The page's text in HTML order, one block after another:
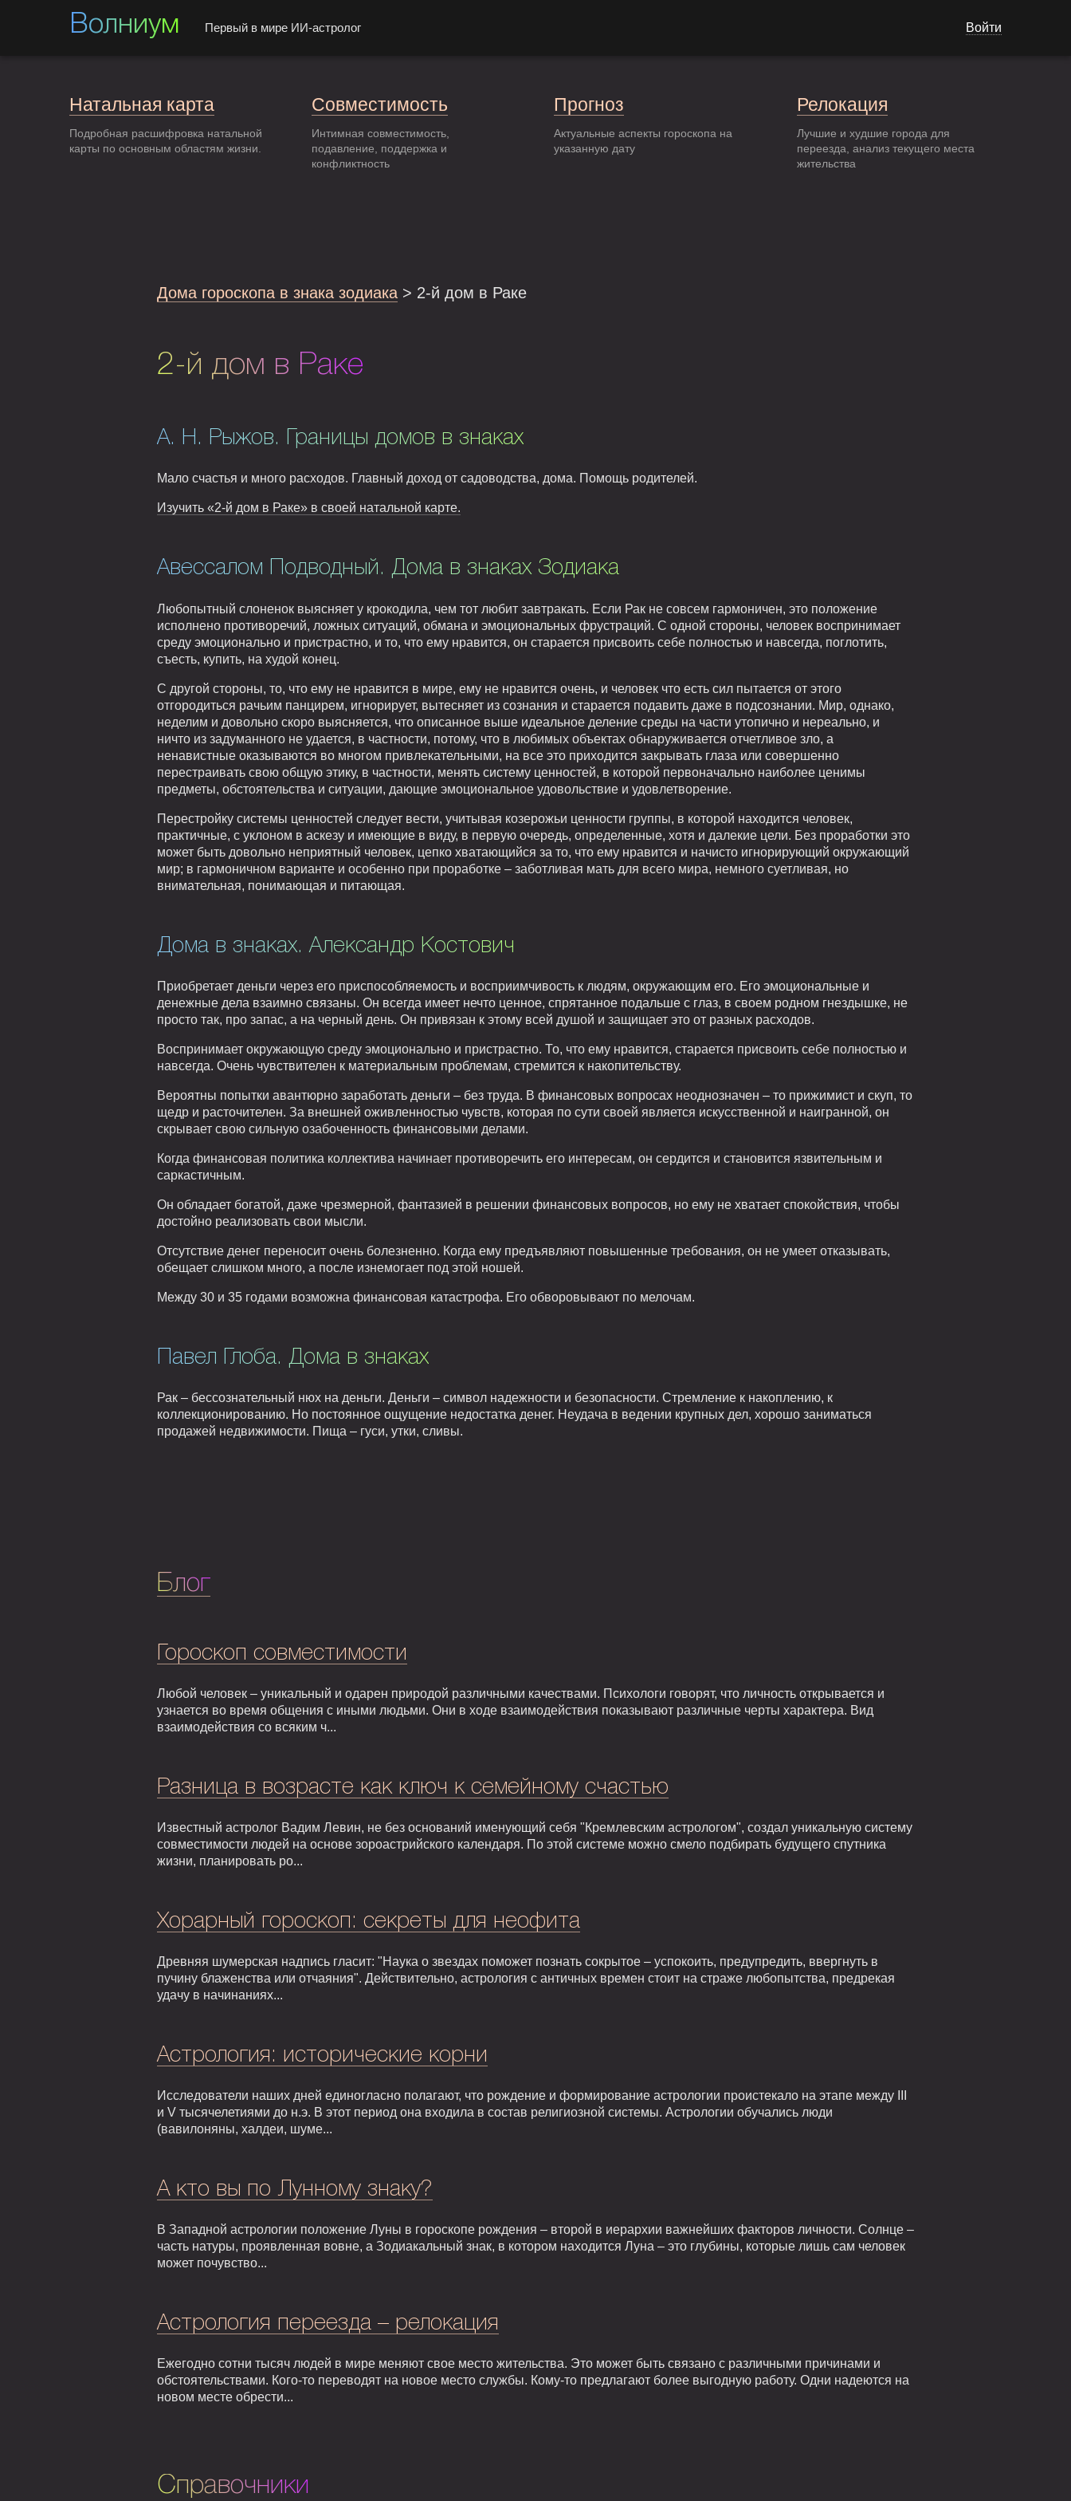
Волниум Первый в мире ИИ-астролог Войти
Натальная карта
Подробная расшифровка натальной
карты по основным областям жизни.
Совместимость
Интимная совместимость,
подавление, поддержка и
конфликтность
Прогноз
Актуальные аспекты гороскопа на
указанную дату
Релокация
Лучшие и худшие города для
переезда, анализ текущего места
жительства
Дома гороскопа в знака зодиака > 2-й дом в Раке
2-й дом в Раке
А. Н. Рыжов. Границы домов в знаках
Мало счастья и много расходов. Главный доход от садоводства, дома. Помощь родителей.
Изучить «2-й дом в Раке» в своей натальной карте.
Авессалом Подводный. Дома в знаках Зодиака
Любопытный слоненок выясняет у крокодила, чем тот любит завтракать. Если Рак не совсем гармоничен, это положение
исполнено противоречий, ложных ситуаций, обмана и эмоциональных фрустраций. С одной стороны, человек воспринимает
среду эмоционально и пристрастно, и то, что ему нравится, он старается присвоить себе полностью и навсегда, поглотить,
съесть, купить, на худой конец.
С другой стороны, то, что ему не нравится в мире, ему не нравится очень, и человек что есть сил пытается от этого
отгородиться рачьим панцирем, игнорирует, вытесняет из сознания и старается подавить даже в подсознании. Мир, однако,
неделим и довольно скоро выясняется, что описанное выше идеальное деление среды на части утопично и нереально, и
ничто из задуманного не удается, в частности, потому, что в любимых объектах обнаруживается отчетливое зло, а
ненавистные оказываются во многом привлекательными, на все это приходится закрывать глаза или совершенно
перестраивать свою общую этику, в частности, менять систему ценностей, в которой первоначально наиболее ценимы
предметы, обстоятельства и ситуации, дающие эмоциональное удовольствие и удовлетворение.
Перестройку системы ценностей следует вести, учитывая козерожьи ценности группы, в которой находится человек,
практичные, с уклоном в аскезу и имеющие в виду, в первую очередь, определенные, хотя и далекие цели. Без проработки это
может быть довольно неприятный человек, цепко хватающийся за то, что ему нравится и начисто игнорирующий окружающий
мир; в гармоничном варианте и особенно при проработке – заботливая мать для всего мира, немного суетливая, но
внимательная, понимающая и питающая.
Дома в знаках. Александр Костович
Приобретает деньги через его приспособляемость и восприимчивость к людям, окружающим его. Его эмоциональные и
денежные дела взаимно связаны. Он всегда имеет нечто ценное, спрятанное подальше с глаз, в своем родном гнездышке, не
просто так, про запас, а на черный день. Он привязан к этому всей душой и защищает это от разных расходов.
Воспринимает окружающую среду эмоционально и пристрастно. То, что ему нравится, старается присвоить себе полностью и
навсегда. Очень чувствителен к материальным проблемам, стремится к накопительству.
Вероятны попытки авантюрно заработать деньги – без труда. В финансовых вопросах неоднозначен – то прижимист и скуп, то
щедр и расточителен. За внешней оживленностью чувств, которая по сути своей является искусственной и наигранной, он
скрывает свою сильную озабоченность финансовыми делами.
Когда финансовая политика коллектива начинает противоречить его интересам, он сердится и становится язвительным и
саркастичным.
Он обладает богатой, даже чрезмерной, фантазией в решении финансовых вопросов, но ему не хватает спокойствия, чтобы
достойно реализовать свои мысли.
Отсутствие денег переносит очень болезненно. Когда ему предъявляют повышенные требования, он не умеет отказывать,
обещает слишком много, а после изнемогает под этой ношей.
Между 30 и 35 годами возможна финансовая катастрофа. Его обворовывают по мелочам.
Павел Глоба. Дома в знаках
Рак – бессознательный нюх на деньги. Деньги – символ надежности и безопасности. Стремление к накоплению, к
коллекционированию. Но постоянное ощущение недостатка денег. Неудача в ведении крупных дел, хорошо заниматься
продажей недвижимости. Пища – гуси, утки, сливы.
Блог
Гороскоп совместимости
Любой человек – уникальный и одарен природой различными качествами. Психологи говорят, что личность открывается и
узнается во время общения с иными людьми. Они в ходе взаимодействия показывают различные черты характера. Вид
взаимодействия со всяким ч...
Разница в возрасте как ключ к семейному счастью
Известный астролог Вадим Левин, не без оснований именующий себя "Кремлевским астрологом", создал уникальную систему
совместимости людей на основе зороастрийского календаря. По этой системе можно смело подбирать будущего спутника
жизни, планировать ро...
Хорарный гороскоп: секреты для неофита
Древняя шумерская надпись гласит: "Наука о звездах поможет познать сокрытое – успокоить, предупредить, ввергнуть в
пучину блаженства или отчаяния". Действительно, астрология с античных времен стоит на страже любопытства, предрекая
удачу в начинаниях...
Астрология: исторические корни
Исследователи наших дней единогласно полагают, что рождение и формирование астрологии проистекало на этапе между III
и V тысячелетиями до н.э. В этот период она входила в состав религиозной системы. Астрологии обучались люди
(вавилоняны, халдеи, шуме...
А кто вы по Лунному знаку?
В Западной астрологии положение Луны в гороскопе рождения – второй в иерархии важнейших факторов личности. Солнце –
часть натуры, проявленная вовне, а Зодиакальный знак, в котором находится Луна – это глубины, которые лишь сам человек
может почувство...
Астрология переезда – релокация
Ежегодно сотни тысяч людей в мире меняют свое место жительства. Это может быть связано с различными причинами и
обстоятельствами. Кого-то переводят на новое место службы. Кому-то предлагают более выгодную работу. Одни надеются на
новом месте обрести...
Справочники